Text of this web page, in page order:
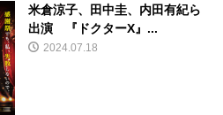
米倉涼子、田中圭、内田有紀ら
出演 『ドクターX』...
2024.07.18